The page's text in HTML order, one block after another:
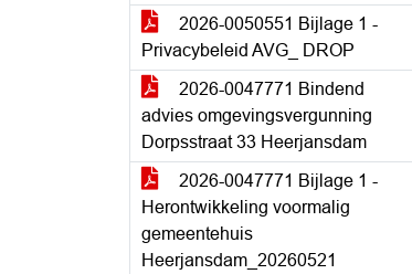
2026-0050551 Bijlage 1 -
Privacybeleid AVG_ DROP
2026-0047771 Bindend
advies omgevingsvergunning
Dorpsstraat 33 Heerjansdam
2026-0047771 Bijlage 1 -
Herontwikkeling voormalig
gemeentehuis
Heerjansdam_20260521